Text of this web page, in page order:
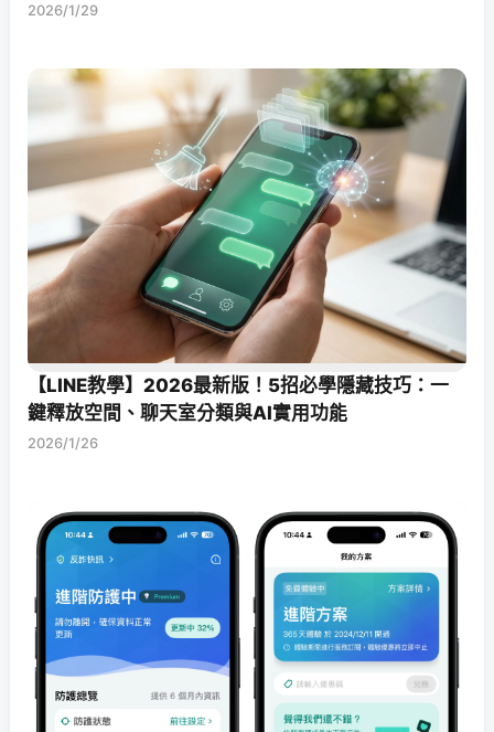
2026/1/29
【LINE教學】2026最新版！5招必學隱藏技巧：一
鍵釋放空間、聊天室分類與AI實用功能
2026/1/26